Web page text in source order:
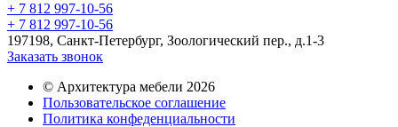
+ 7 812 997-10-56
+ 7 812 997-10-56
197198, Санкт-Петербург, Зоологический пер., д.1-3
Заказать звонок
© Архитектура мебели 2026
Пользовательское соглашение
Политика конфеденциальности